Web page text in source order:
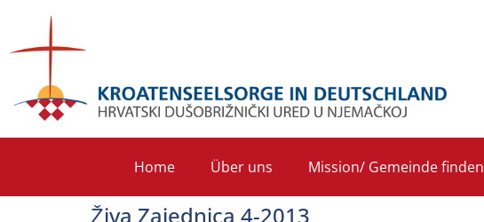
Home Über uns Mission/ Gemeinde finden
Živa Zajednica 4-2013